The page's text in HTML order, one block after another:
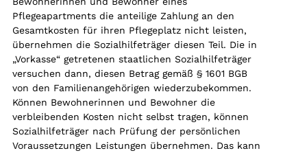
Pflegeapartments die anteilige Zahlung an den
Gesamtkosten für ihren Pflegeplatz nicht leisten,
übernehmen die Sozialhilfeträger diesen Teil. Die in
„Vorkasse“ getretenen staatlichen Sozialhilfeträger
versuchen dann, diesen Betrag gemäß § 1601 BGB
von den Familienangehörigen wiederzubekommen.
Können Bewohnerinnen und Bewohner die
verbleibenden Kosten nicht selbst tragen, können
Sozialhilfeträger nach Prüfung der persönlichen
Voraussetzungen Leistungen übernehmen. Das kann